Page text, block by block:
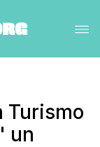
Turismo
un